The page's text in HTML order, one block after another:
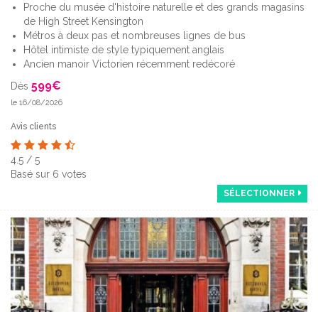
Proche du musée d'histoire naturelle et des grands magasins
de High Street Kensington
Métros à deux pas et nombreuses lignes de bus
Hôtel intimiste de style typiquement anglais
Ancien manoir Victorien récemment redécoré
Dès 599€
le 16/08/2026
Avis clients
4.5 / 5
Basé sur 6 votes
SÉLECTIONNER